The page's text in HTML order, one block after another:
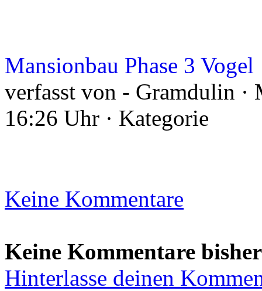
Mansionbau Phase 3 Vogel
verfasst von - Gramdulin ·
16:26 Uhr · Kategorie
Keine Kommentare
Keine Kommentare bisher
Hinterlasse deinen